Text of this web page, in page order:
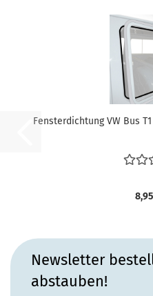
Fensterdichtung VW Bus
Newsletter
abstauben!